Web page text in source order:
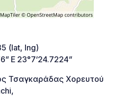
(lat, lng)
E 23°7’24.7224”
Τσαγκαράδας Χορευτού